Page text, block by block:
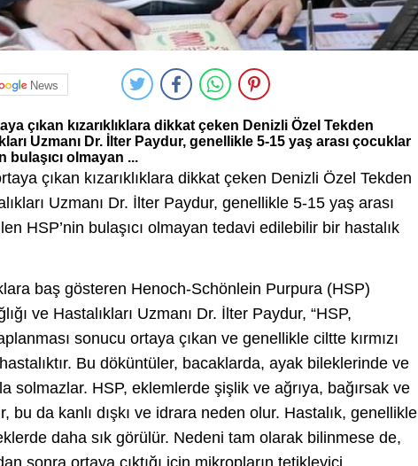
News
çıkan kızarıklıklara dikkat çeken Denizli Özel Tekden
Uzmanı Dr. İlter Paydur, genellikle 5-15 yaş arası çocuklar
bulaşıcı olmayan ...
çıkan kızarıklıklara dikkat çeken Denizli Özel Tekden
Uzmanı Dr. İlter Paydur, genellikle 5-15 yaş arası
HSP’nin bulaşıcı olmayan tedavi edilebilir bir hastalık
baş gösteren Henoch-Schönlein Purpura (HSP)
ve Hastalıkları Uzmanı Dr. İlter Paydur, “HSP,
sonucu ortaya çıkan ve genellikle ciltte kırmızı
Bu döküntüler, bacaklarda, ayak bileklerinde ve
solmazlar. HSP, eklemlerde şişlik ve ağrıya, bağırsak ve
bu da kanlı dışkı ve idrara neden olur. Hastalık, genellikle
daha sık görülür. Nedeni tam olarak bilinmese de,